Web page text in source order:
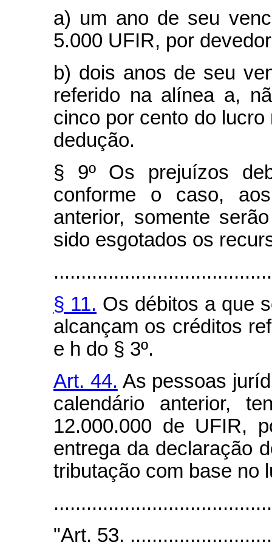
a) um ano de seu
5.000 UFIR, por
b) dois anos de seu
referido na alínea a,
cinco por cento do
dedução.
§ 9º Os prejuízos
conforme o caso,
anterior, somente
sido esgotados os
§ 11. Os débitos a que
alcançam os créditos
e h do § 3º.
Art. 44. As pessoas
calendário anterior,
12.000.000 de UFIR,
entrega da declaração
tributação com base no
"Art. 53.